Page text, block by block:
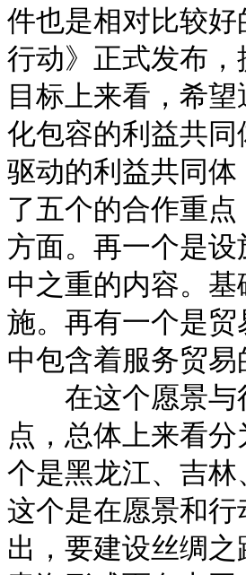
件也是相对比较好
行动》正式发布，
目标上来看，希
化包容的利益共
驱动的利益共同
了五个的合作重
方面。再一个是设
中之重的内容。
施。再有一个是
中包含着服务贸
在这个愿景与
点，总体上来看
个是黑龙江、吉
这个是在愿景和
出，要建设丝绸